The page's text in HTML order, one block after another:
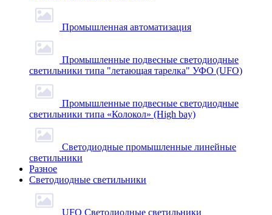
Промышленная автоматизация
Промышленные подвесные cветодиодные
светильники типа "летающая тарелка" УФО (UFO)
Промышленные подвесные cветодиодные
светильники типа «Колокол» (High bay)
Светодиодные промышленные линейные
светильники
Разное
Светодиодные светильники
UFO Светодиодные светильники